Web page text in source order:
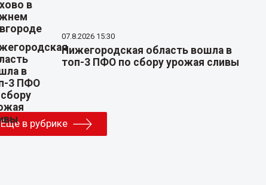
07.8.2026 15:30
Нижегородская область вошла в
топ-3 ПФО по сбору урожая сливы
Еще в рубрике